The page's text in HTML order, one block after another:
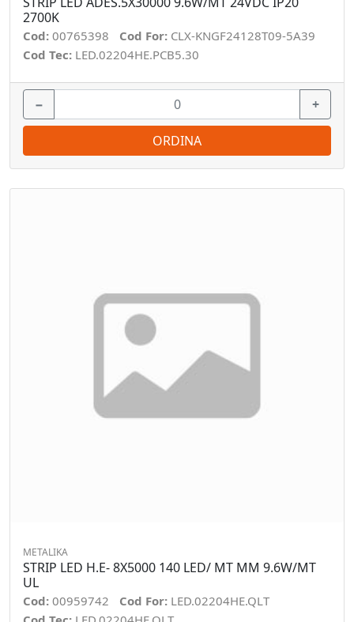
2700K
Cod: 00765398 Cod For: CLX-KNGF24128T09-5A39
Cod Tec: LED.02204HE.PCB5.30
− +
ORDINA
METALIKA
STRIP LED H.E- 8X5000 140 LED/ MT MM 9.6W/MT
UL
Cod: 00959742 Cod For: LED.02204HE.QLT